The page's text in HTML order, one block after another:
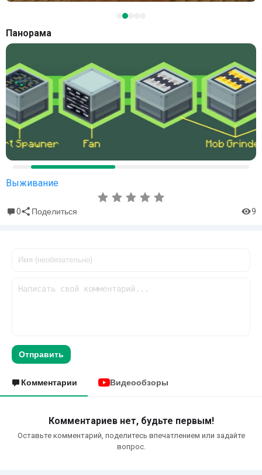
Панорама
Выживание
0 Поделиться 9
Отправить
Комментарии Видеообзоры
Комментариев нет, будьте первым!
Оставьте комментарий, поделитесь впечатлением или задайте
вопрос.